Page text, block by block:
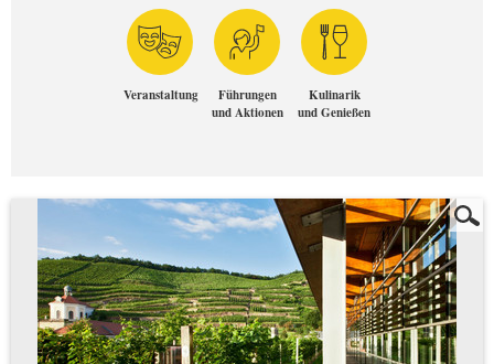
Veranstaltung
Führungen
und Aktionen
Kulinarik
und Genießen